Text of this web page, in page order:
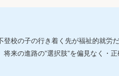
登校の子の行き着く先が福祉的就労
来の進路の”選択肢”を偏見なく・